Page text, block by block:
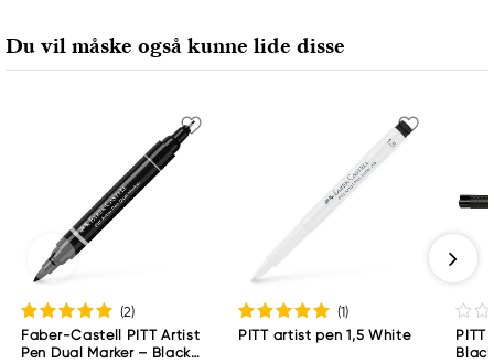
Du vil måske også kunne lide disse
(2)
Faber-Castell PITT Artist
Pen Dual Marker – Black
(1)
PITT artist pen 1,5 White
PITT
Black